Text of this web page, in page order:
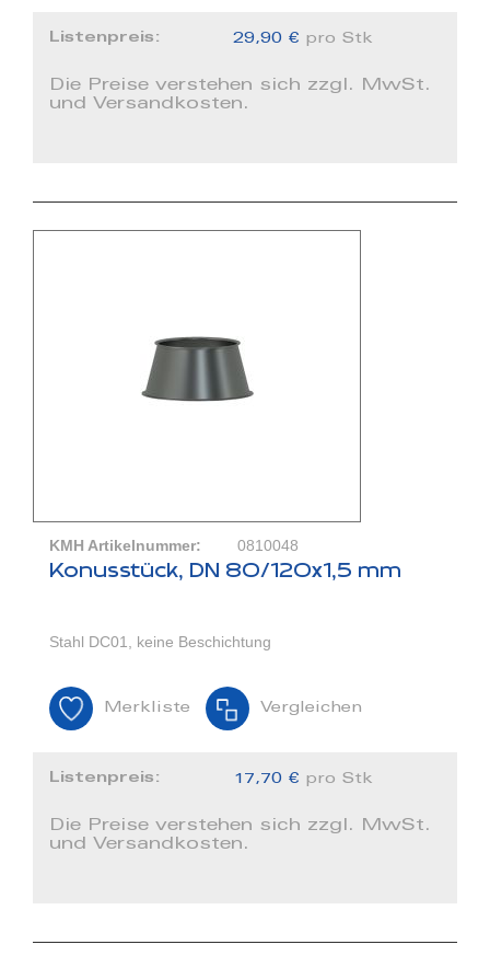
Listenpreis: 29,90 € pro Stk
Die Preise verstehen sich zzgl. MwSt.
und Versandkosten.
KMH Artikelnummer: 0810048
Konusstück, DN 80/120x1,5 mm
Stahl DC01, keine Beschichtung
Merkliste Vergleichen
Listenpreis: 17,70 € pro Stk
Die Preise verstehen sich zzgl. MwSt.
und Versandkosten.